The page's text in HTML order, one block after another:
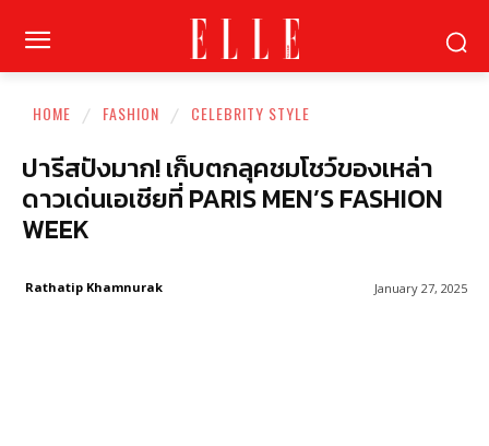
HOME FASHION CELEBRITY STYLE
ปารีสปังมาก! เก็บตกลุคชมโชว์ของเหล่า
ดาวเด่นเอเชียที่ PARIS MEN’S FASHION
WEEK
January 27, 2025
Rathatip Khamnurak